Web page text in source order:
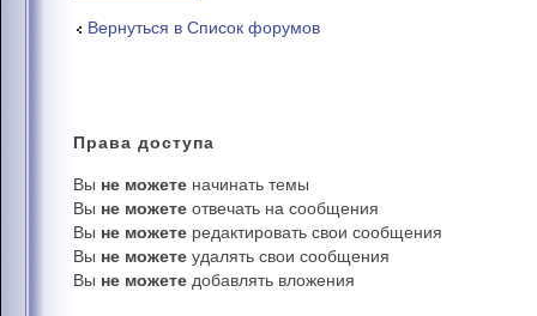
Вернуться в Список форумов
Права доступа
Вы не можете начинать темы
Вы не можете отвечать на сообщения
Вы не можете редактировать свои сообщения
Вы не можете удалять свои сообщения
Вы не можете добавлять вложения